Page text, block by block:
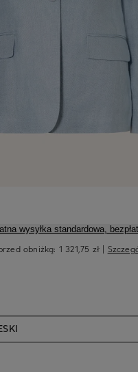
wysyłka standardowa,
obniżką: 1 321,75 zł |